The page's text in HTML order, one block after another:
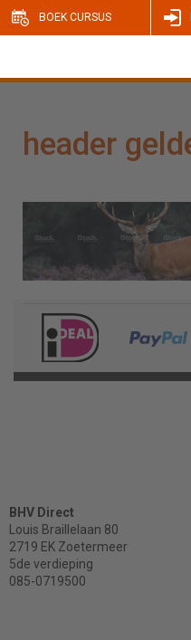
BOEK CURSUS
header
BHV Direct
Louis Braillelaan 80
2719 EK Zoetermeer
5de verdieping
085-0719500